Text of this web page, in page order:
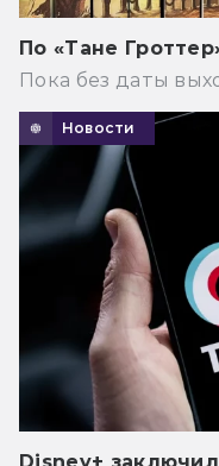
По «Тане
Пока без даты
Новости